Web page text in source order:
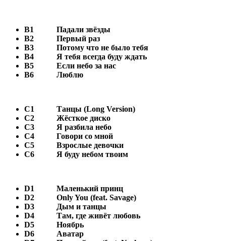
B1
Падали звёзды
В2
Первый раз
В3
Потому что не было тебя
В4
Я тебя всегда буду ждать
В5
Если небо за нас
В6
Люблю
С1
Танцы (Long Version)
С2
Жёсткое диско
С3
Я разбила небо
С4
Говори со мной
С5
Взрослые девочки
С6
Я буду небом твоим
D1
Маленький принц
D2
Only You (feat. Savage)
D3
Дым и танцы
D4
Там, где живёт любовь
D5
Ноябрь
D6
Аватар